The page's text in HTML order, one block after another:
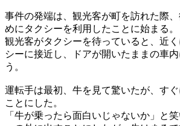
事件の発端は、観光客が町を訪れた際
めにタクシーを利用したことに始まる。
観光客がタクシーを待っていると、近
シーに接近し、ドアが開いたままの車
う。
運転手は最初、牛を見て驚いたが、す
ことにした。
「牛が乗ったら面白いじゃないか」と